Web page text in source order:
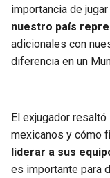
importancia de jugar
nuestro país
adicionales con
diferencia en un
El exjugador
mexicanos y cómo f
liderar a sus
es importante para